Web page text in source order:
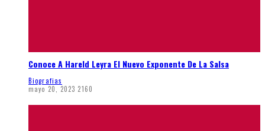
Conoce A Hareld Leyra El Nuevo Exponente De La Salsa
Biografias
mayo 20, 2023 2160